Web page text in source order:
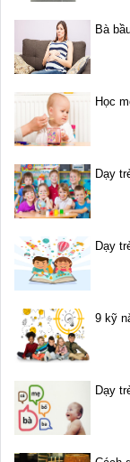
Bà
Học
Dạy
Dạy
9 kỹ
Dạy